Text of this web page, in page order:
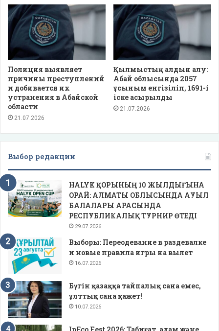
Полиция выявляет
причины преступлений
и добивается их
устранения в Абайской
области
21.07.2026
Қылмыстың алдын алу:
Абай облысында 2057
ұсыным енгізіліп, 1691-і
іске асырылды
21.07.2026
Выбор редакции
HALYK ҚОРЫНЫҢ 10 ЖЫЛДЫҒЫНА
ОРАЙ: АЛМАТЫ ОБЛЫСЫНДА АУЫЛ
БАЛАЛАРЫ АРАСЫНДА
РЕСПУБЛИКАЛЫҚ ТУРНИР ӨТЕДІ
29.07.2026
Выборы: Переодевание в раздевалке
и новые правила игры на вылет
16.07.2026
Бүгін қазаққа тайпалық сана емес,
ұлттық сана қажет!
10.07.2026
InEco Fest 2026: Табиғат, адам және